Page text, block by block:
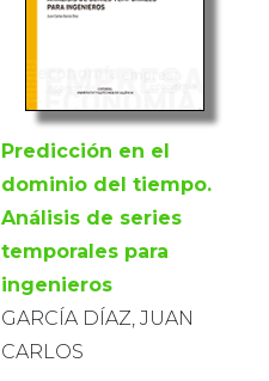
Predicción en el
dominio del tiempo.
Análisis de series
temporales para
ingenieros
GARCÍA DÍAZ, JUAN
CARLOS